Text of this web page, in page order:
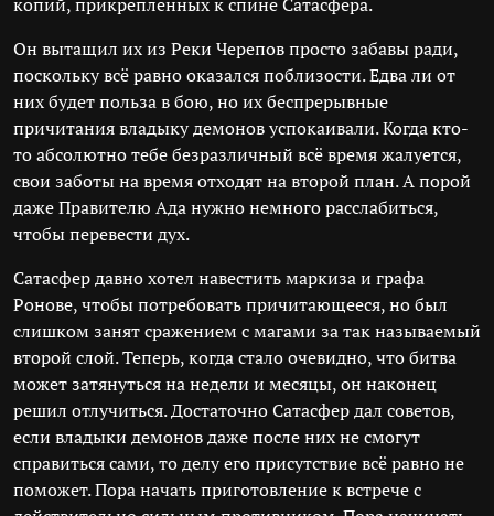
Он вытащил их из Реки Черепов просто забавы ради,
поскольку всё равно оказался поблизости. Едва ли от
них будет польза в бою, но их беспрерывные
причитания владыку демонов успокаивали. Когда кто-
то абсолютно тебе безразличный всё время жалуется,
свои заботы на время отходят на второй план. А порой
даже Правителю Ада нужно немного расслабиться,
чтобы перевести дух.
Сатасфер давно хотел навестить маркиза и графа
Ронове, чтобы потребовать причитающееся, но был
слишком занят сражением с магами за так называемый
второй слой. Теперь, когда стало очевидно, что битва
может затянуться на недели и месяцы, он наконец
решил отлучиться. Достаточно Сатасфер дал советов,
если владыки демонов даже после них не смогут
справиться сами, то делу его присутствие всё равно не
поможет. Пора начать приготовление к встрече с